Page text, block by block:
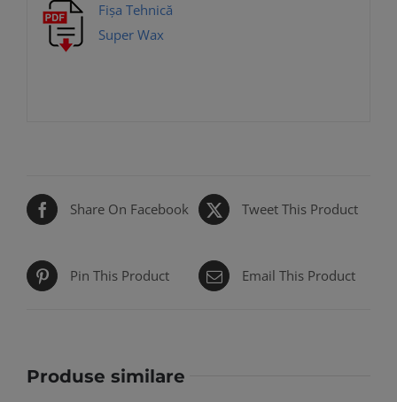
Fișa Tehnică
Super Wax
Share On Facebook Tweet This Product
Pin This Product Email This Product
Produse similare